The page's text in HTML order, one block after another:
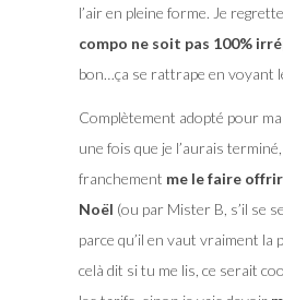
l’air en pleine forme. Je
compo ne soit pas 100%
bon…ça se rattrape en voyant
Complètement adopté pour
une fois que je l’aurais
franchement me le faire
Noël (ou par Mister B, s’il se
parce qu’il en vaut vraiment la
celà dit si tu me lis, ce serait